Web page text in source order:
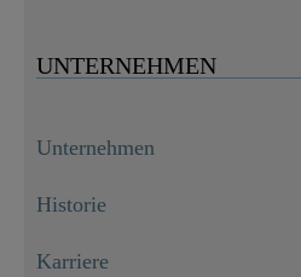
UNTERNEHMEN
Unternehmen
Historie
Karriere